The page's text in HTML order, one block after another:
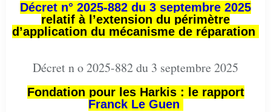
Décret n° 2025-882 du 3 septembre 2025
relatif à l’extension du périmètre
d’application du mécanisme de réparation
Décret n o 2025-882 du 3 septembre 2025
Fondation pour les Harkis : le rapport
Franck Le Guen